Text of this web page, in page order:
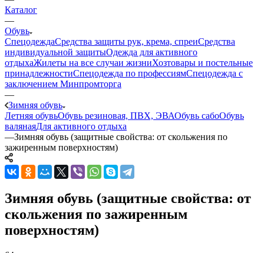
Каталог
—
Обувь
СпецодеждаСредства защиты рук, крема, спреиСредства
индивидуальной защитыОдежда для активного
отдыхаЖилеты на все случаи жизниХозтовары и постельные
принадлежностиСпецодежда по профессиямСпецодежда с
заключением Минпромторга
—
Зимняя обувь
Летняя обувьОбувь резиновая, ПВХ, ЭВАОбувь сабоОбувь
валянаяДля активного отдыха
—Зимняя обувь (защитные свойства: от скольжения по
зажиренным поверхностям)
Зимняя обувь (защитные свойства: от
скольжения по зажиренным
поверхностям)